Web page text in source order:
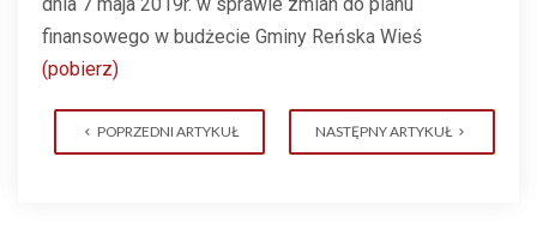
finansowego w budżecie Gminy Reńska Wieś
(pobierz)
POPRZEDNI ARTYKUŁ NASTĘPNY ARTYKUŁ